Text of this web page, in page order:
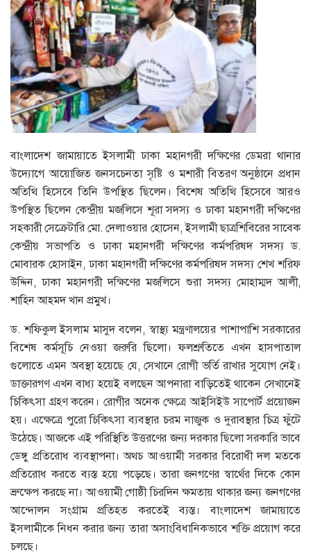
বাংলাদেশ জামায়াতে ইসলামী ঢাকা মহানগরী দক্ষিণের ডেমরা থানার
উদ্যোগে আয়োজিত জনসচেনতা সৃষ্টি ও মশারী বিতরণ অনুষ্ঠানে প্রধান
অতিথি হিসেবে তিনি উপস্থিত ছিলেন। বিশেষ অতিথি হিসেবে আরও
উপস্থিত ছিলেন কেন্দ্রীয় মজলিসে শূরা সদস্য ও ঢাকা মহানগরী দক্ষিণের
সহকারী সেক্রেটারি মো. দেলাওয়ার হোসেন, ইসলামী ছাত্রশিবিরের সাবেক
কেন্দ্রীয় সভাপতি ও ঢাকা মহানগরী দক্ষিণের কর্মপরিষদ সদস্য ড.
মোবারক হোসাইন, ঢাকা মহানগরী দক্ষিণের কর্মপরিষদ সদস্য শেখ শরিফ
উদ্দিন, ঢাকা মহানগরী দক্ষিণের মজলিসে শুরা সদস্য মোহাম্মদ আলী,
শাহিন আহমদ খান প্রমুখ।
ড. শফিকুল ইসলাম মাসুদ বলেন, স্বাস্থ্য মন্ত্রণালয়ের পাশাপাশি সরকারের
বিশেষ কর্মসূচি নেওয়া জরুরি ছিলো। ফলশ্রুতিতে এখন হাসপাতাল
গুলোতে এমন অবস্থা হয়েছে যে, সেখানে রোগী ভর্তি রাখার সুযোগ নেই।
ডাক্তারগণ এখন বাধ্য হয়েই বলছেন আপনারা বাড়িতেই থাকেন সেখানেই
চিকিৎসা গ্রহণ করেন। রোগীর অনেক ক্ষেত্রে আইসিইউ সাপোর্ট প্রয়োজন
হয়। এক্ষেত্রে পুরো চিকিৎসা ব্যবস্থার চরম নাজুক ও দুরাবস্থার চিত্র ফুঁটে
উঠেছে। আজকে এই পরিস্থিতি উত্তরণের জন্য দরকার ছিলো সরকারি ভাবে
ডেঙ্গু প্রতিরোধ ব্যবস্থাপনা। অথচ আওয়ামী সরকার বিরোধী দল মতকে
প্রতিরোধ করতে ব্যস্ত হয়ে পড়েছে। তারা জনগণের স্বার্থের দিকে কোন
ভ্রুক্ষেপ করছে না। আওয়ামী গোষ্ঠী চিরদিন ক্ষমতায় থাকার জন্য জনগণের
আন্দোলন সংগ্রাম প্রতিহত করতেই ব্যস্ত। বাংলাদেশ জামায়াতে
ইসলামীকে নিধন করার জন্য তারা অসাংবিধানিকভাবে শক্তি প্রয়োগ করে
চলছে।